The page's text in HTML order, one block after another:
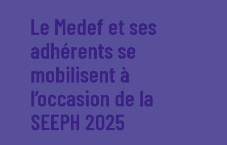
Le Medef et ses
adhérents se
mobilisent à
l’occasion de la
SEEPH 2025